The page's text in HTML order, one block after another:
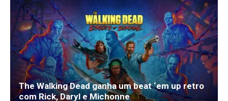
The Walking Dead ganha um beat ‘em up retro
com Rick, Daryl e Michonne